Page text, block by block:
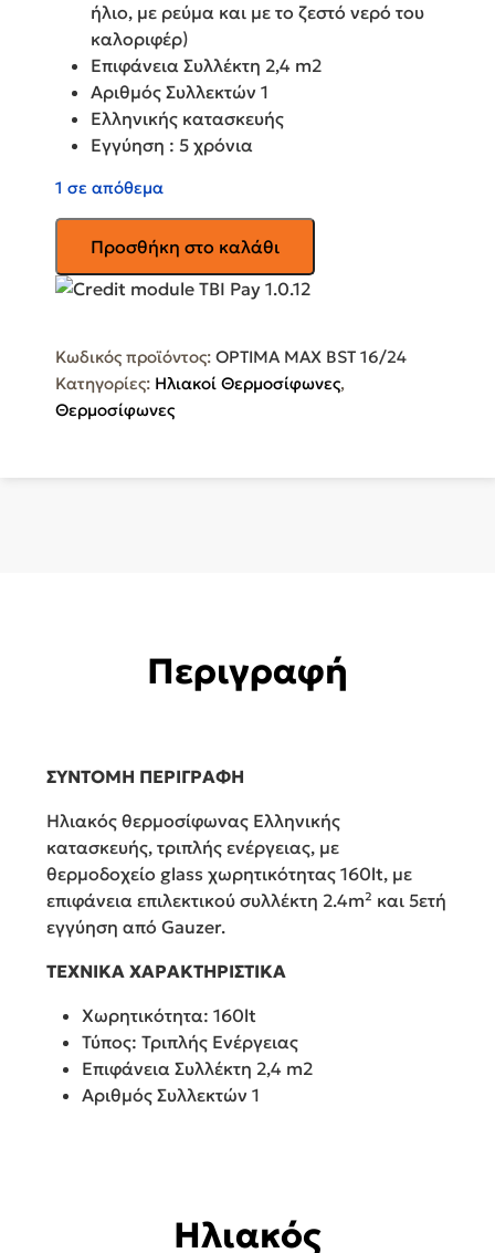
ήλιο, με ρεύμα και με το ζεστό νερό του
καλοριφέρ)
Επιφάνεια Συλλέκτη 2,4 m2
Αριθμός Συλλεκτών 1
Ελληνικής κατασκευής
Εγγύηση : 5 χρόνια
1 σε απόθεμα
Ηλιακός
Θερμοσίφωνας
Ενέργειας
2,4ΤΜ
(ΒΑΣΗ
Προσθήκη στο καλάθι
Κωδικός προϊόντος: OPTIMA MAX BST 16/24
Κατηγορίες: Ηλιακοί Θερμοσίφωνες,
Θερμοσίφωνες
Περιγραφή
ΣΥΝΤΟΜΗ ΠΕΡΙΓΡΑΦΗ
Ηλιακός θερμοσίφωνας Ελληνικής
κατασκευής, τριπλής ενέργειας, με
θερμοδοχείο glass χωρητικότητας 160lt, με
επιφάνεια επιλεκτικού συλλέκτη 2.4m² και 5ετή
εγγύηση από Gauzer.
ΤΕΧΝΙΚΑ ΧΑΡΑΚΤΗΡΙΣΤΙΚΑ
Χωρητικότητα: 160lt
Τύπος: Τριπλής Ενέργειας
Επιφάνεια Συλλέκτη 2,4 m2
Αριθμός Συλλεκτών 1
Ηλιακός